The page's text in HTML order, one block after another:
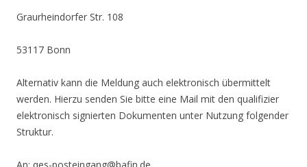
Graurheindorfer Str. 108
53117 Bonn
Alternativ kann die Meldung auch elektronisch übermittelt
werden. Hierzu senden Sie bitte eine Mail mit den qualifizier
elektronisch signierten Dokumenten unter Nutzung folgender
Struktur.